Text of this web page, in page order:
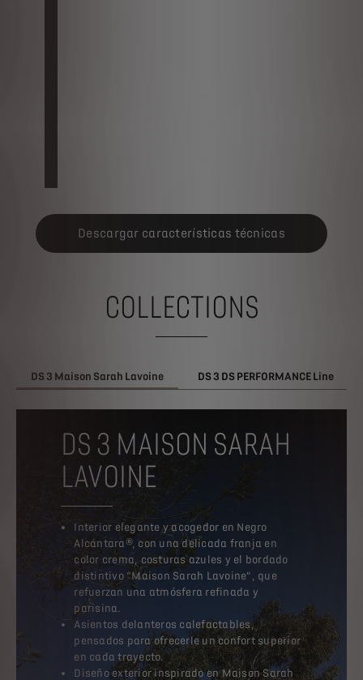
Descargar características técnicas
COLLECTIONS
DS 3 Maison Sarah Lavoine DS 3 DS PERFORMANCE Line
DS 3 MAISON SARAH
LAVOINE
Interior elegante y acogedor en Negro
Alcántara®, con una delicada franja en
color crema, costuras azules y el bordado
distintivo “Maison Sarah Lavoine”, que
refuerzan una atmósfera refinada y
parisina.
Asientos delanteros calefactables,
pensados para ofrecerle un confort superior
en cada trayecto.
Diseño exterior inspirado en Maison Sarah